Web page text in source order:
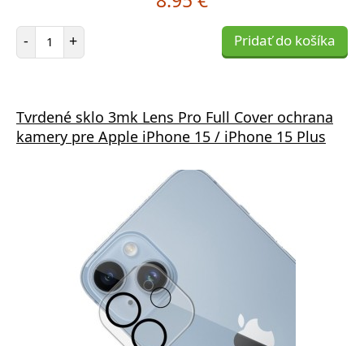
- Počet položiek
+ Pridať do košíka
Tvrdené sklo 3mk Lens Pro Full Cover ochrana
kamery pre Apple iPhone 15 / iPhone 15 Plus